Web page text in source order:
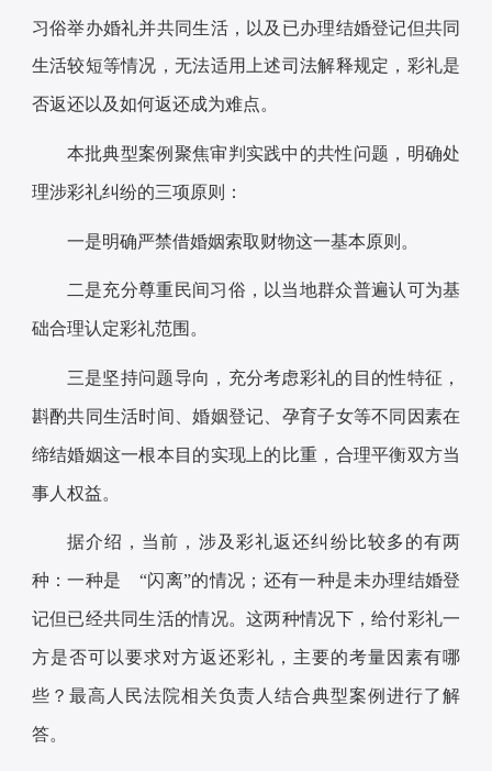
习俗举办婚礼并共同生活，以及已办理结婚登记但共同
生活较短等情况，无法适用上述司法解释规定，彩礼是
否返还以及如何返还成为难点。
本批典型案例聚焦审判实践中的共性问题，明确处
理涉彩礼纠纷的三项原则：
一是明确严禁借婚姻索取财物这一基本原则。
二是充分尊重民间习俗，以当地群众普遍认可为基
础合理认定彩礼范围。
三是坚持问题导向，充分考虑彩礼的目的性特征，
斟酌共同生活时间、婚姻登记、孕育子女等不同因素在
缔结婚姻这一根本目的实现上的比重，合理平衡双方当
事人权益。
据介绍，当前，涉及彩礼返还纠纷比较多的有两
种：一种是 “闪离”的情况；还有一种是未办理结婚登
记但已经共同生活的情况。这两种情况下，给付彩礼一
方是否可以要求对方返还彩礼，主要的考量因素有哪
些？最高人民法院相关负责人结合典型案例进行了解
答。